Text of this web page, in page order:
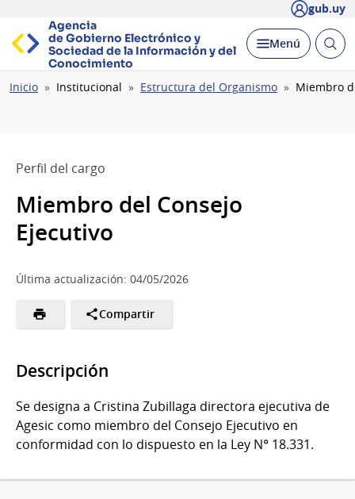
gub.uy
Agencia
de Gobierno Electrónico y
Sociedad de la Información y del
Conocimiento
Desplegar
Menú Abrir
Ruta
Inicio Institucional Estructura del Organismo Miembro
Perfil del cargo
Miembro del Consejo
Ejecutivo
Última actualización: 04/05/2026
Compartir
Descripción
Se designa a Cristina Zubillaga directora ejecutiva de
Agesic como miembro del Consejo Ejecutivo en
conformidad con lo dispuesto en la Ley N° 18.331.